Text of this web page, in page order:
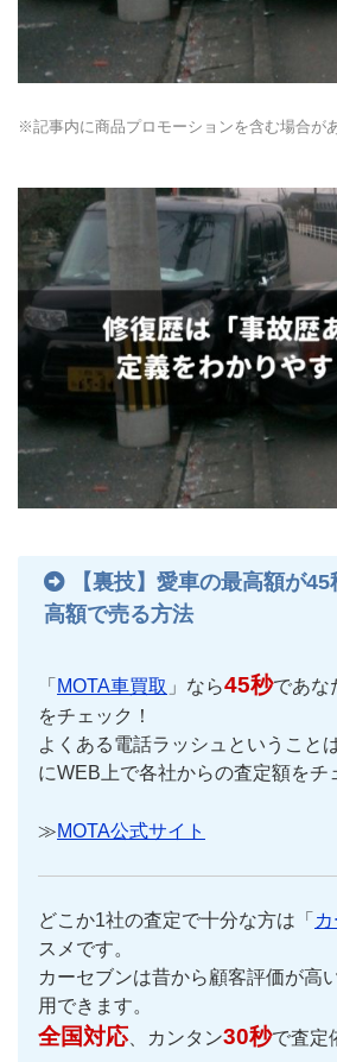
※記事内に商品プロモーションを含む場合が
【裏技】愛車の最高額が
高額で売る方法
「 MOTA車買取 」なら45秒であな
をチェック！
よくある電話ラッシュということ
にWEB上で各社からの査定額をチ
≫MOTA公式サイト
どこか1社の査定で十分な方は「
スメです。
カーセブンは昔から顧客評価が高
用できます。
全国対応、カンタン30秒で査定